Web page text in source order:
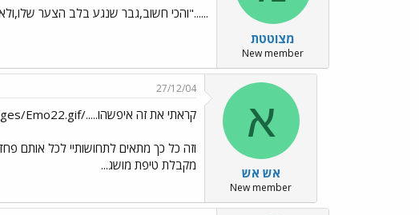
מצוטטת
New member
......"והכי חשוב,גבר שנגע בלב הצער
א
אש אש
New member
27/12/04
קראתי את זה איפשהו...../images/Emo22.gif
וזה כל כך מתאים לתחושותיי לכל אותם
מקבלת טיפת מושג...